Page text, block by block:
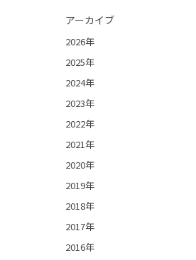
アーカイブ
2026年
2025年
2024年
2023年
2022年
2021年
2020年
2019年
2018年
2017年
2016年